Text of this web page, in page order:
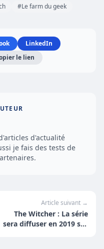
#Le farm du geek
LinkedIn
le lien
d'actualité
je fais des tests de
Article suivant →
The Witcher : La série
sera diffuser en 2019 sur